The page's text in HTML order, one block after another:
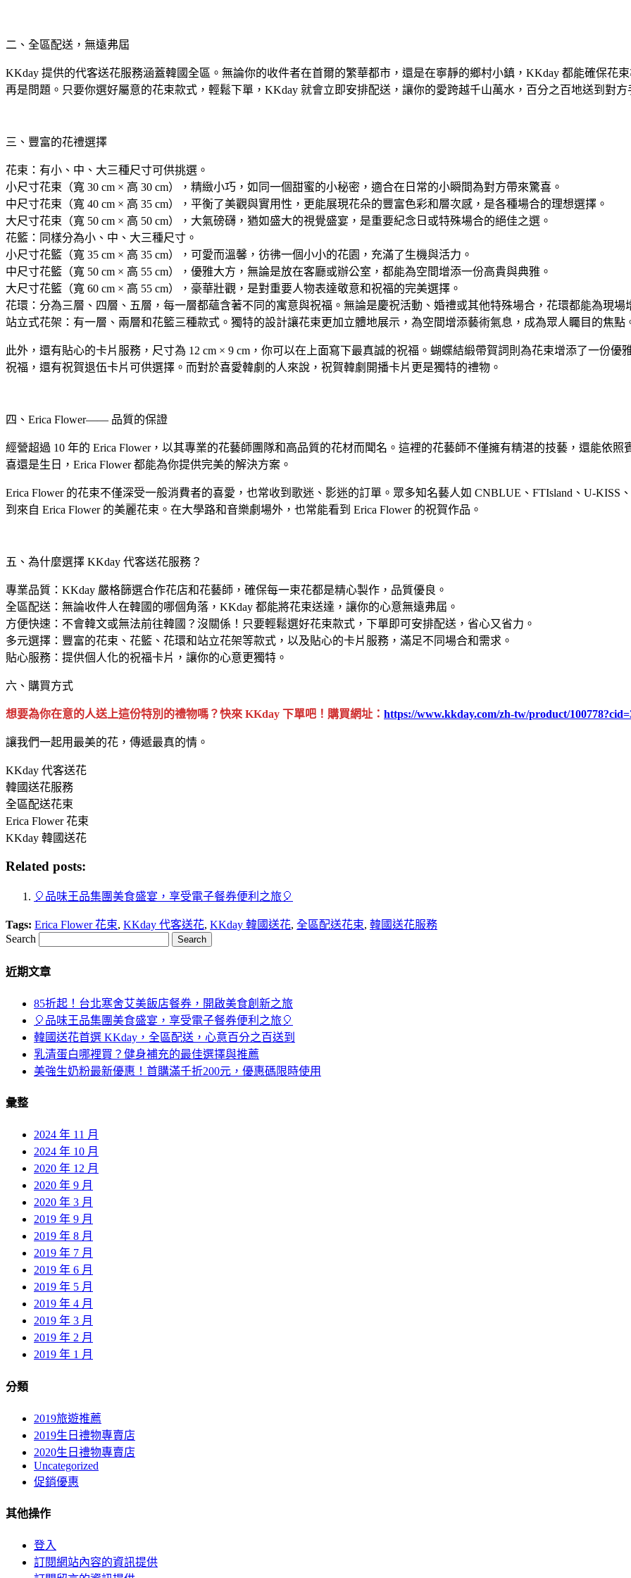
二、全區配送，無遠弗屆
KKday 提供的代客送花服務涵蓋韓國全區。無論你的收件者在首爾的繁華都市，還是在寧靜的鄉村小鎮，KKday 都能確保花
再是問題。只要你選好屬意的花束款式，輕鬆下單，KKday 就會立即安排配送，讓你的愛跨越千山萬水，百分之百地送到對方
三、豐富的花禮選擇
花束：有小、中、大三種尺寸可供挑選。
小尺寸花束（寬 30 cm × 高 30 cm），精緻小巧，如同一個甜蜜的小秘密，適合在日常的小瞬間為對方帶來驚喜。
中尺寸花束（寬 40 cm × 高 35 cm），平衡了美觀與實用性，更能展現花朵的豐富色彩和層次感，是各種場合的理想選擇。
大尺寸花束（寬 50 cm × 高 50 cm），大氣磅礴，猶如盛大的視覺盛宴，是重要紀念日或特殊場合的絕佳之選。
花籃：同樣分為小、中、大三種尺寸。
小尺寸花籃（寬 35 cm × 高 35 cm），可愛而溫馨，彷彿一個小小的花園，充滿了生機與活力。
中尺寸花籃（寬 50 cm × 高 55 cm），優雅大方，無論是放在客廳或辦公室，都能為空間增添一份高貴與典雅。
大尺寸花籃（寬 60 cm × 高 55 cm），豪華壯觀，是對重要人物表達敬意和祝福的完美選擇。
花環：分為三層、四層、五層，每一層都蘊含著不同的寓意與祝福。無論是慶祝活動、婚禮或其他特殊場合，花環都能為現場
站立式花架：有一層、兩層和花籃三種款式。獨特的設計讓花束更加立體地展示，為空間增添藝術氣息，成為眾人矚目的焦點
此外，還有貼心的卡片服務，尺寸為 12 cm × 9 cm，你可以在上面寫下最真誠的祝福。蝴蝶結緞帶賀詞則為花束增添了一份
祝福，還有祝賀退伍卡片可供選擇。而對於喜愛韓劇的人來說，祝賀韓劇開播卡片更是獨特的禮物。
四、Erica Flower—— 品質的保證
經營超過 10 年的 Erica Flower，以其專業的花藝師團隊和高品質的花材而聞名。這裡的花藝師不僅擁有精湛的技藝，還能依
喜還是生日，Erica Flower 都能為你提供完美的解決方案。
Erica Flower 的花束不僅深受一般消費者的喜愛，也常收到歌迷、影迷的訂單。眾多知名藝人如 CNBLUE、FTIsland、U-
到來自 Erica Flower 的美麗花束。在大學路和音樂劇場外，也常能看到 Erica Flower 的祝賀作品。
五、為什麼選擇 KKday 代客送花服務？
專業品質：KKday 嚴格篩選合作花店和花藝師，確保每一束花都是精心製作，品質優良。
全區配送：無論收件人在韓國的哪個角落，KKday 都能將花束送達，讓你的心意無遠弗屆。
方便快速：不會韓文或無法前往韓國？沒關係！只要輕鬆選好花束款式，下單即可安排配送，省心又省力。
多元選擇：豐富的花束、花籃、花環和站立花架等款式，以及貼心的卡片服務，滿足不同場合和需求。
貼心服務：提供個人化的祝福卡片，讓你的心意更獨特。
六、購買方式
想要為你在意的人送上這份特別的禮物嗎？快來 KKday 下單吧！購買網址： https://www.kkday.com/zh-tw/product/
讓我們一起用最美的花，傳遞最真的情。
KKday 代客送花
韓國送花服務
全區配送花束
Erica Flower 花束
KKday 韓國送花
Related posts:
🎈品味王品集團美食盛宴，享受電子餐券便利之旅🎈
Tags: Erica Flower 花束, KKday 代客送花, KKday 韓國送花, 全區配送花束, 韓國送花服務
Search
近期文章
85折起！台北寒舍艾美飯店餐券，開啟美食創新之旅
🎈品味王品集團美食盛宴，享受電子餐券便利之旅🎈
韓國送花首選 KKday，全區配送，心意百分之百送到
乳清蛋白哪裡買？健身補充的最佳選擇與推薦
美強生奶粉最新優惠！首購滿千折200元，優惠碼限時使用
彙整
2024 年 11 月
2024 年 10 月
2020 年 12 月
2020 年 9 月
2020 年 3 月
2019 年 9 月
2019 年 8 月
2019 年 7 月
2019 年 6 月
2019 年 5 月
2019 年 4 月
2019 年 3 月
2019 年 2 月
2019 年 1 月
分類
2019旅遊推薦
2019生日禮物專賣店
2020生日禮物專賣店
Uncategorized
促銷優惠
其他操作
登入
訂閱網站內容的資訊提供